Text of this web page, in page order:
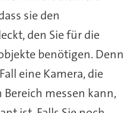
sie den
den Sie für die
benötigen. Denn
eine Kamera, die
messen kann,